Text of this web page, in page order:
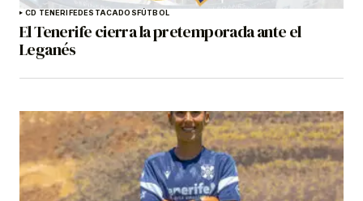
CD TENERIFEDESTACADOSFÚTBOL
El Tenerife cierra la pretemporada ante el
Leganés